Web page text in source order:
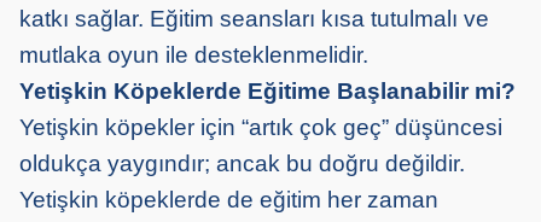
katkı sağlar. Eğitim seansları kısa tutulmalı ve
mutlaka oyun ile desteklenmelidir.
Yetişkin Köpeklerde Eğitime Başlanabilir mi?
Yetişkin köpekler için “artık çok geç” düşüncesi
oldukça yaygındır; ancak bu doğru değildir.
Yetişkin köpeklerde de eğitim her zaman